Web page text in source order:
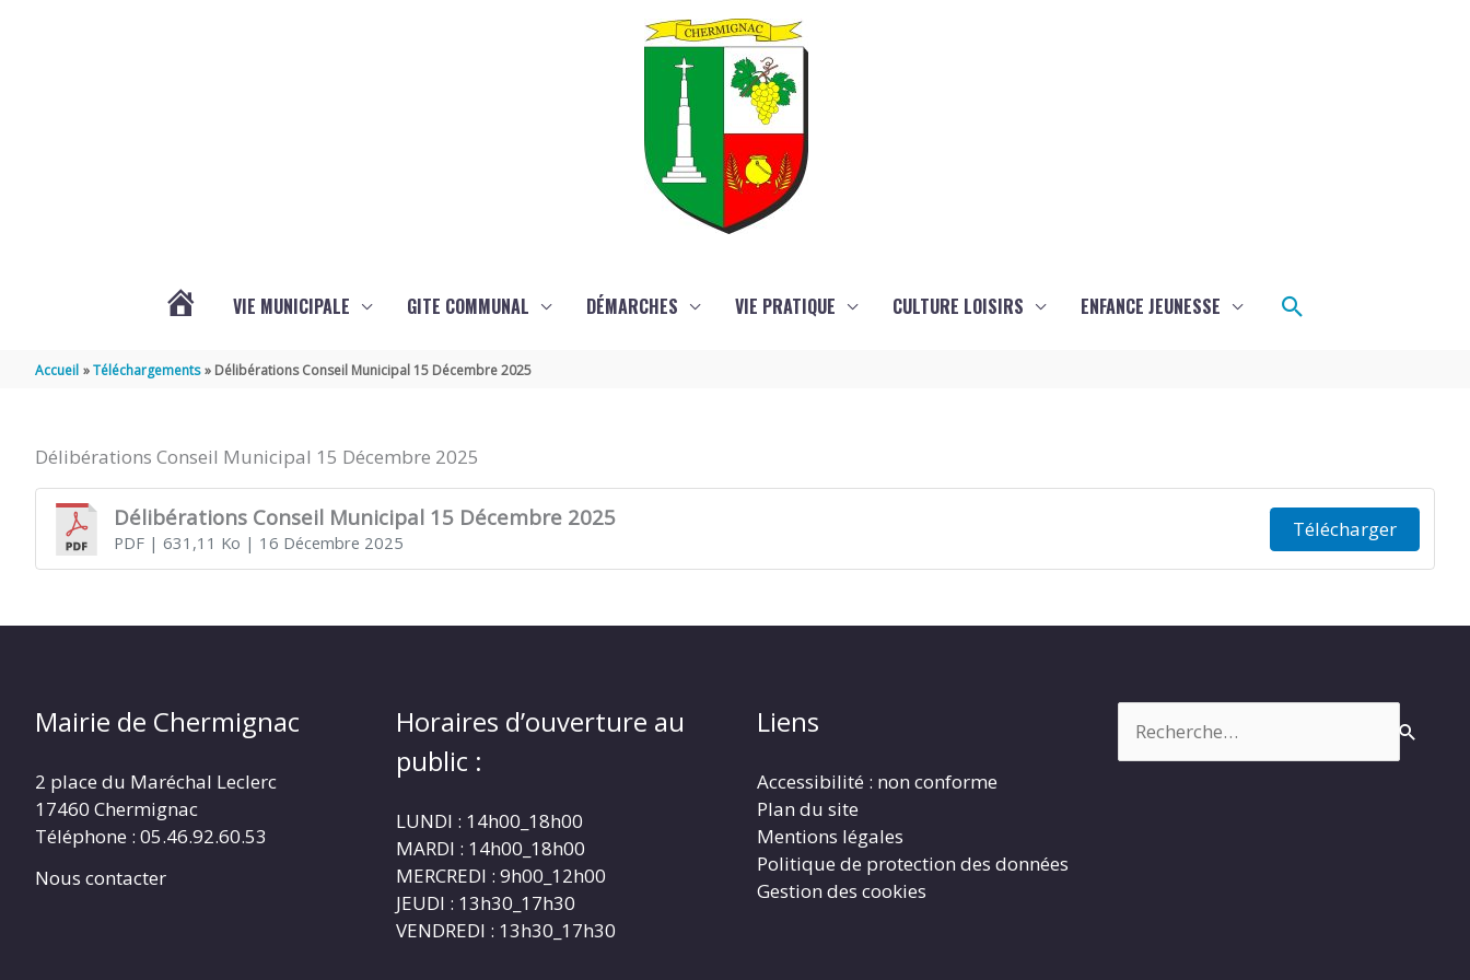
CHERMIGNAC
(17460)
VIE MUNICIPALE GITE COMMUNAL DÉMARCHES VIE PRATIQUE CULTURE LOISIRS ENFANCE JEUNESSE Rechercher
Accueil Téléchargements Délibérations Conseil Municipal 15 Décembre 2025
Délibérations Conseil Municipal 15 Décembre 2025
Délibérations Conseil Municipal 15 Décembre 2025
PDF| 631,11 Ko | 16 Décembre 2025
Télécharger
Mairie de Chermignac
2 place du Maréchal Leclerc
17460 Chermignac
Téléphone : 05.46.92.60.53
Nous contacter
Horaires d’ouverture au
public :
LUNDI : 14h00_18h00
MARDI : 14h00_18h00
MERCREDI : 9h00_12h00
JEUDI : 13h30_17h30
VENDREDI : 13h30_17h30
Liens
Accessibilité : non conforme
Plan du site
Mentions légales
Politique de protection des données
Gestion des cookies